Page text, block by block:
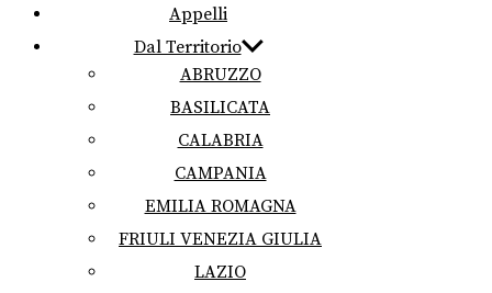
Appelli
Dal Territorio
ABRUZZO
BASILICATA
CALABRIA
CAMPANIA
EMILIA ROMAGNA
FRIULI VENEZIA GIULIA
LAZIO